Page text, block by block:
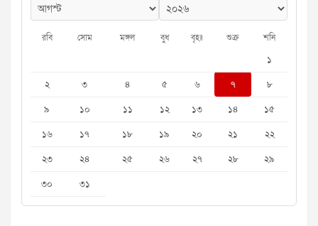
রবি সোম মঙ্গল বুধ বৃহঃ শুক্র শনি
১
২
৩ ৪ ৫ ৬ ৭
৮
৯
১০ ১১ ১২ ১৩ ১৪
১৫
১৬
১৭ ১৮ ১৯ ২০ ২১
২২
২৩
২৪ ২৫ ২৬ ২৭ ২৮
২৯
৩০
৩১